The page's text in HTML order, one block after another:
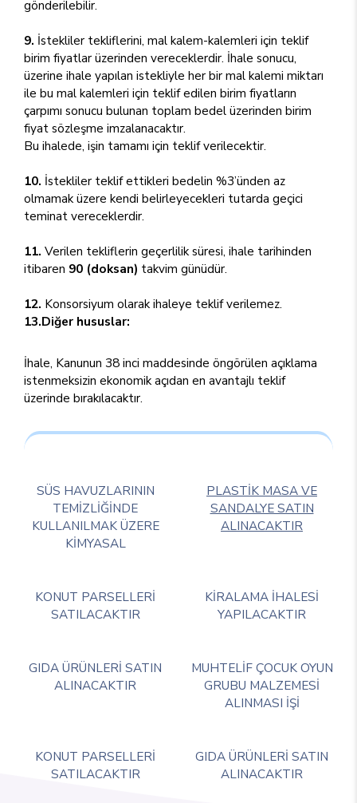
gönderilebilir.
9. İstekliler tekliflerini, mal kalem-kalemleri için teklif
birim fiyatlar üzerinden vereceklerdir. İhale sonucu,
üzerine ihale yapılan istekliyle her bir mal kalemi miktarı
ile bu mal kalemleri için teklif edilen birim fiyatların
çarpımı sonucu bulunan toplam bedel üzerinden birim
fiyat sözleşme imzalanacaktır.
Bu ihalede, işin tamamı için teklif verilecektir.
10. İstekliler teklif ettikleri bedelin %3’ünden az
olmamak üzere kendi belirleyecekleri tutarda geçici
teminat vereceklerdir.
11. Verilen tekliflerin geçerlilik süresi, ihale tarihinden
itibaren 90 (doksan) takvim günüdür.
12. Konsorsiyum olarak ihaleye teklif verilemez.
13.Diğer hususlar:
İhale, Kanunun 38 inci maddesinde öngörülen açıklama
istenmeksizin ekonomik açıdan en avantajlı teklif
üzerinde bırakılacaktır.
SÜS HAVUZLARININ
TEMİZLİĞİNDE
KULLANILMAK ÜZERE
KİMYASAL
PLASTİK MASA VE
SANDALYE SATIN
ALINACAKTIR
KONUT PARSELLERİ
SATILACAKTIR
KİRALAMA İHALESİ
YAPILACAKTIR
GIDA ÜRÜNLERİ SATIN
ALINACAKTIR
MUHTELİF ÇOCUK OYUN
GRUBU MALZEMESİ
ALINMASI İŞİ
KONUT PARSELLERİ
SATILACAKTIR
GIDA ÜRÜNLERİ SATIN
ALINACAKTIR